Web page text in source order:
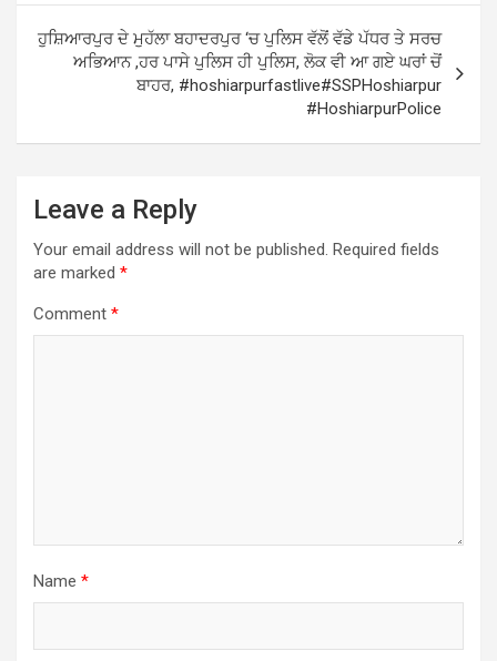
ਹੁਸ਼ਿਆਰਪੁਰ ਦੇ ਮੁਹੱਲਾ ਬਹਾਦਰਪੁਰ ‘ਚ ਪੁਲਿਸ ਵੱਲੋਂ ਵੱਡੇ ਪੱਧਰ ਤੇ ਸਰਚ
ਅਭਿਆਨ ,ਹਰ ਪਾਸੇ ਪੁਲਿਸ ਹੀ ਪੁਲਿਸ, ਲੋਕ ਵੀ ਆ ਗਏ ਘਰਾਂ ਚੋਂ
ਬਾਹਰ, #hoshiarpurfastlive#SSPHoshiarpur
#HoshiarpurPolice
Leave a Reply
Your email address will not be published. Required fields
are marked *
Comment *
Name *